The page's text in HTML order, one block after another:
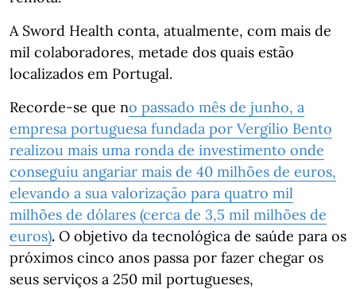
A Sword Health conta, atualmente, com mais de
mil colaboradores, metade dos quais estão
localizados em Portugal.
Recorde-se que no passado mês de junho, a
empresa portuguesa fundada por Vergílio Bento
realizou mais uma ronda de investimento onde
conseguiu angariar mais de 40 milhões de euros,
elevando a sua valorização para quatro mil
milhões de dólares (cerca de 3,5 mil milhões de
euros). O objetivo da tecnológica de saúde para os
próximos cinco anos passa por fazer chegar os
seus serviços a 250 mil portugueses,